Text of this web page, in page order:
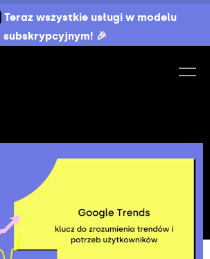
Teraz wszystkie usługi w modelu
subskrypcyjnym! 🎉